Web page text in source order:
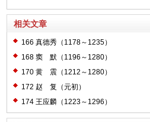
相关文章
166 真德秀（1178～1235）
168 窦 默（1196～1280）
170 黄 震（1212～1280）
172 赵 复（元初）
174 王应麟（1223～1296）